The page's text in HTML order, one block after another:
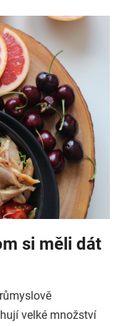
si měli dát
velké množství